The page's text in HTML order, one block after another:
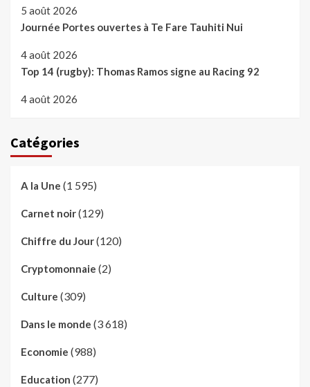
5 août 2026
Journée Portes ouvertes à Te Fare Tauhiti Nui
4 août 2026
Top 14 (rugby): Thomas Ramos signe au Racing 92
4 août 2026
Catégories
A la Une (1 595)
Carnet noir(129)
Chiffre du Jour(120)
Cryptomonnaie (2)
Culture (309)
Dans le monde (3 618)
Economie (988)
Education (277)